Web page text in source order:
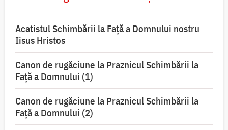
Acatistul Schimbării la Faţă a Domnului nostru
Iisus Hristos
Canon de rugăciune la Praznicul Schimbării la
Faţă a Domnului (1)
Canon de rugăciune la Praznicul Schimbării la
Faţă a Domnului (2)